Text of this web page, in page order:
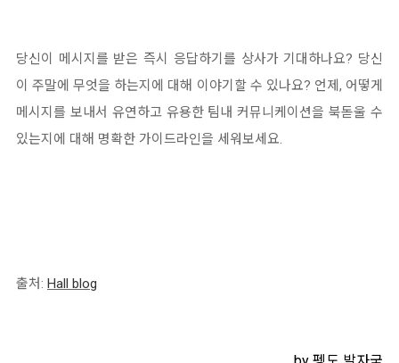
당신이 메시지를 받은 즉시 응답하기를 상사가 기대하나요? 당신
이 주말에 무엇을 하는지에 대해 이야기할 수 있나요? 언제, 어떻게
메시지를 보내서 유연하고 유용한 팀내 커뮤니케이션을 북돋울 수
있는지에 대해 명확한 가이드라인을 세워보세요.
출처: Hall blog